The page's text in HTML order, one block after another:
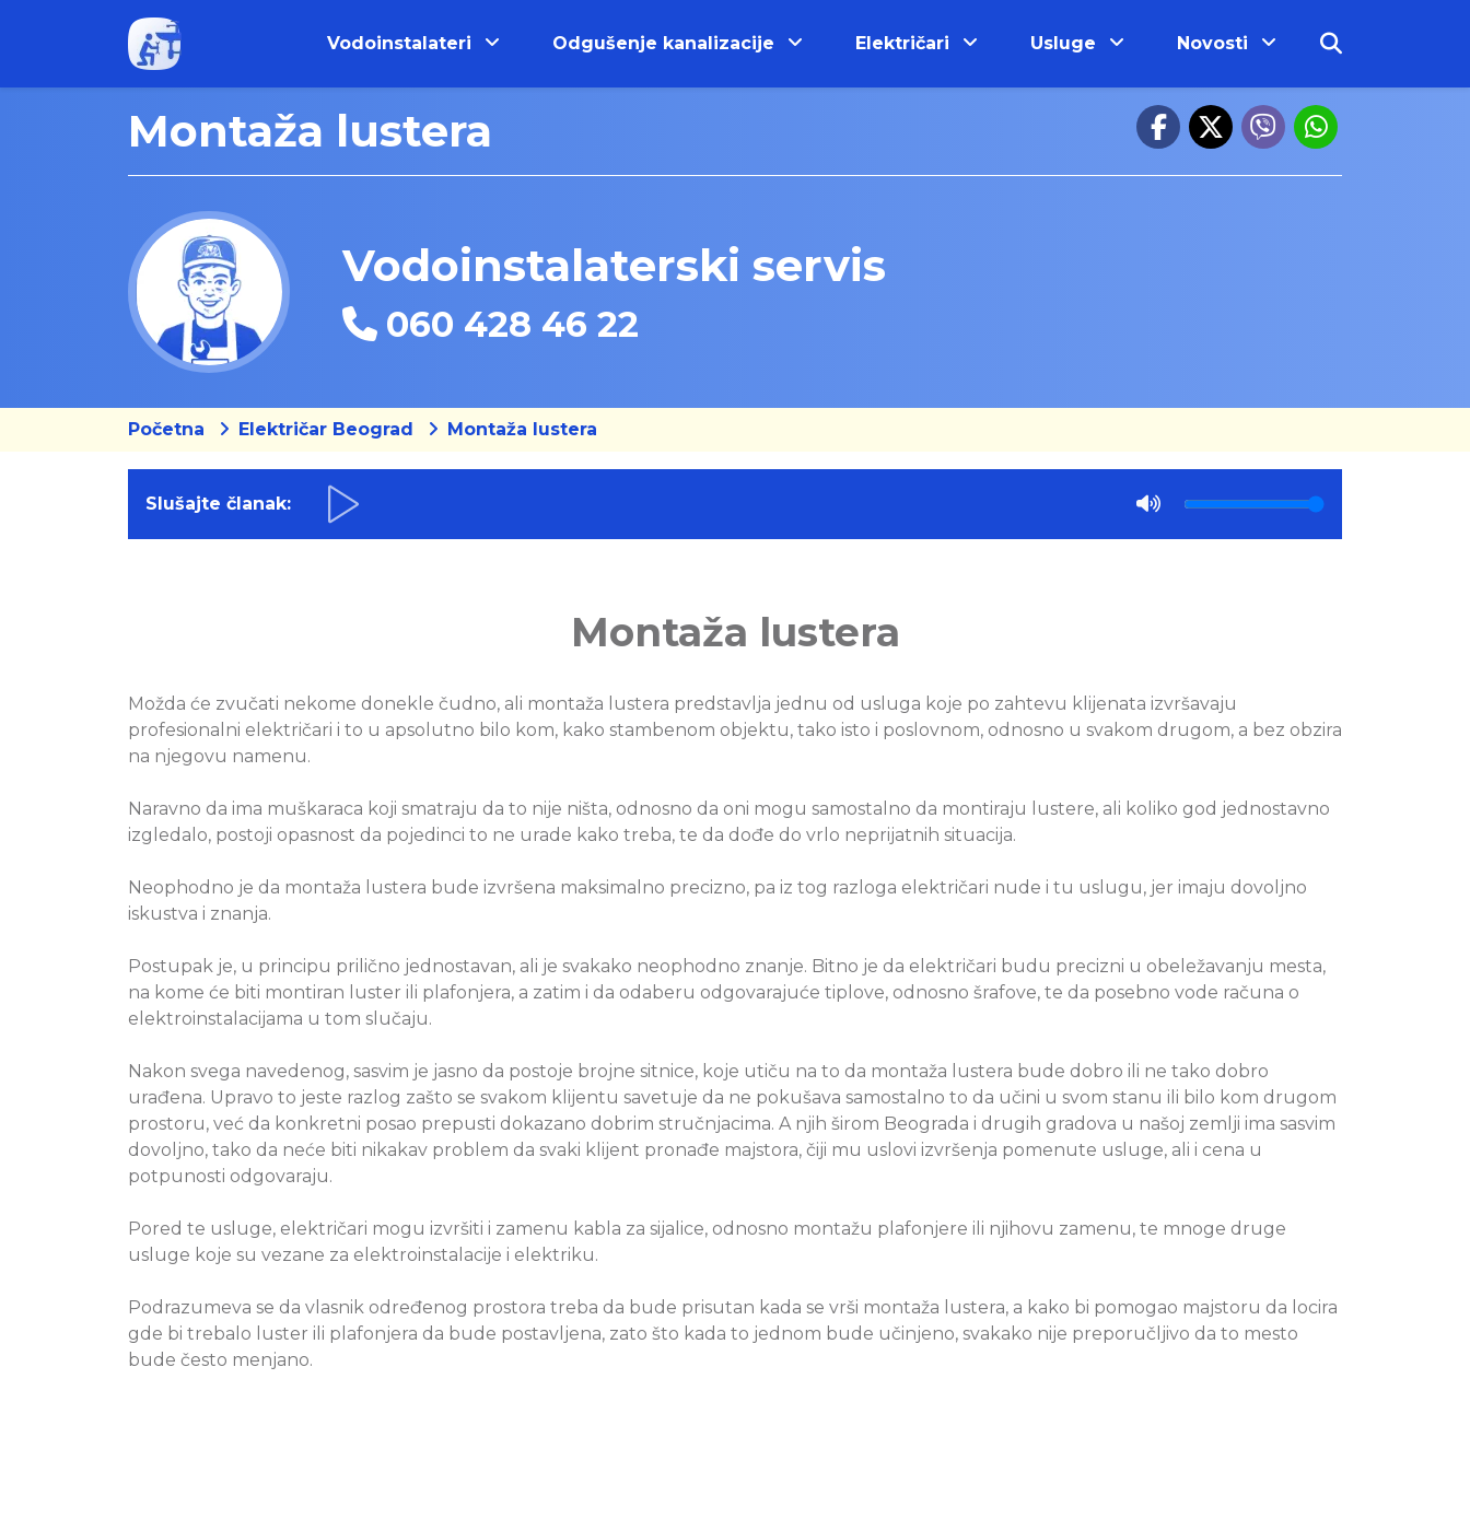
Vodoinstalateri Odgušenje kanalizacije Električari Usluge Novosti
Montaža lustera
Vodoinstalaterski servis
060 428 46 22
Početna Električar Beograd Montaža lustera
Slušajte članak:
Montaža lustera
Možda će zvučati nekome donekle čudno, ali montaža lustera predstavlja jednu od usluga koje po zahtevu klijenata izvršavaju
profesionalni električari i to u apsolutno bilo kom, kako stambenom objektu, tako isto i poslovnom, odnosno u svakom drugom, a bez obzira
na njegovu namenu.
Naravno da ima muškaraca koji smatraju da to nije ništa, odnosno da oni mogu samostalno da montiraju lustere, ali koliko god jednostavno
izgledalo, postoji opasnost da pojedinci to ne urade kako treba, te da dođe do vrlo neprijatnih situacija.
Neophodno je da montaža lustera bude izvršena maksimalno precizno, pa iz tog razloga električari nude i tu uslugu, jer imaju dovoljno
iskustva i znanja.
Postupak je, u principu prilično jednostavan, ali je svakako neophodno znanje. Bitno je da električari budu precizni u obeležavanju mesta,
na kome će biti montiran luster ili plafonjera, a zatim i da odaberu odgovarajuće tiplove, odnosno šrafove, te da posebno vode računa o
elektroinstalacijama u tom slučaju.
Nakon svega navedenog, sasvim je jasno da postoje brojne sitnice, koje utiču na to da montaža lustera bude dobro ili ne tako dobro
urađena. Upravo to jeste razlog zašto se svakom klijentu savetuje da ne pokušava samostalno to da učini u svom stanu ili bilo kom drugom
prostoru, već da konkretni posao prepusti dokazano dobrim stručnjacima. A njih širom Beograda i drugih gradova u našoj zemlji ima sasvim
dovoljno, tako da neće biti nikakav problem da svaki klijent pronađe majstora, čiji mu uslovi izvršenja pomenute usluge, ali i cena u
potpunosti odgovaraju.
Pored te usluge, električari mogu izvršiti i zamenu kabla za sijalice, odnosno montažu plafonjere ili njihovu zamenu, te mnoge druge
usluge koje su vezane za elektroinstalacije i elektriku.
Podrazumeva se da vlasnik određenog prostora treba da bude prisutan kada se vrši montaža lustera, a kako bi pomogao majstoru da locira
gde bi trebalo luster ili plafonjera da bude postavljena, zato što kada to jednom bude učinjeno, svakako nije preporučljivo da to mesto
bude često menjano.